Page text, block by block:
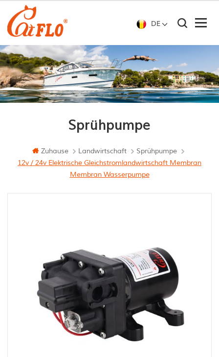
DE
Sprühpumpe
Zuhause Landwirtschaft
Sprühpumpe
12v / 24v Elektrische Gleichstromlandwirtschaft Membran
Membran Wasserpumpe